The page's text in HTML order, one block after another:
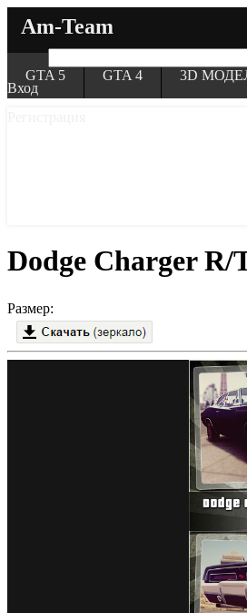
Am-Team
Вход
GTA 5 GTA 4 3D
Dodge Charger R/
Размер: